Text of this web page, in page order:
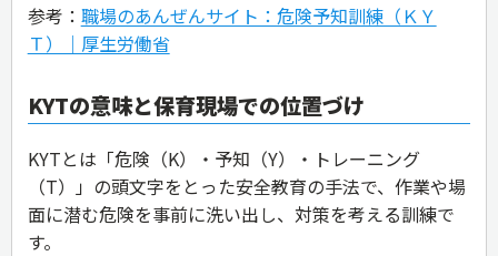
参考： 職場のあんぜんサイト：危険予知訓練（ＫＹ
Ｔ）｜厚生労働省
KYTの意味と保育現場での位置づけ
KYTとは「危険（K）・予知（Y）・トレーニング
（T）」の頭文字をとった安全教育の手法で、作業や場
面に潜む危険を事前に洗い出し、対策を考える訓練で
す。